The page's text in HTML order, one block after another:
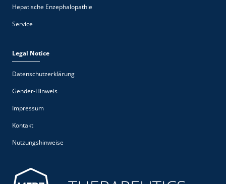
Hepatische Enzephalopathie
Service
Legal Notice
Datenschutzerklärung
Gender-Hinweis
Impressum
Kontakt
Nutzungshinweise